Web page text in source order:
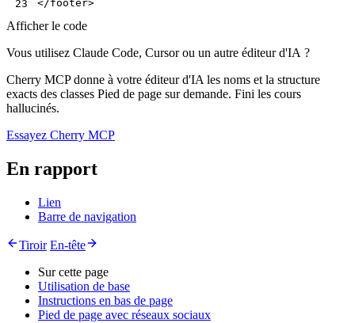
23
</footer>
Afficher le code
Vous utilisez Claude Code, Cursor ou un autre éditeur d'IA ?
Cherry MCP donne à votre éditeur d'IA les noms et la structure
exacts des classes Pied de page sur demande. Fini les cours
hallucinés.
Essayez Cherry MCP
En rapport
Lien
Barre de navigation
Tiroir En-tête
Sur cette page
Utilisation de base
Instructions en bas de page
Pied de page avec réseaux sociaux